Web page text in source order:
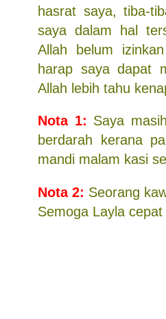
hasrat saya, tiba-
saya dalam hal
Allah belum
harap saya dapat
Allah lebih tahu
Nota 1: Saya
berdarah kerana
mandi malam kasi
Nota 2: Seorang
Semoga Layla cepat